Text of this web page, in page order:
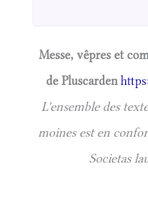
Messe, vêpres et
de Pluscarden
L'ensemble des
moines est en
Societas